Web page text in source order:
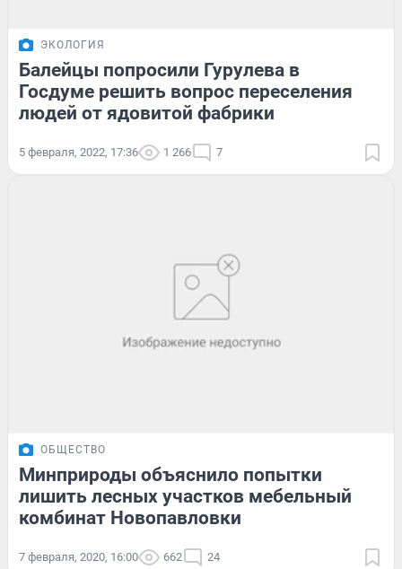
ЭКОЛОГИЯ
Балейцы попросили Гурулева в
Госдуме решить вопрос переселения
людей от ядовитой фабрики
5 февраля, 2022, 17:36 1 266 7
ОБЩЕСТВО
Минприроды объяснило попытки
лишить лесных участков мебельный
комбинат Новопавловки
7 февраля, 2020, 16:00 662 24